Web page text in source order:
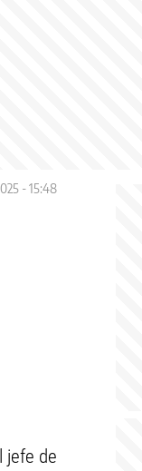
- 15:48
jefe de